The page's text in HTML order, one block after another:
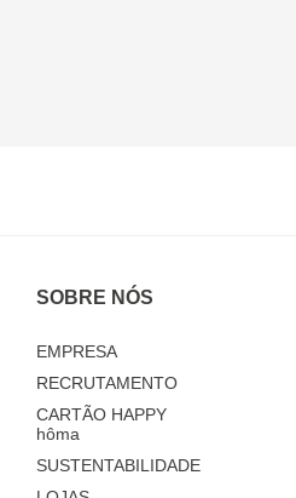
SOBRE NÓS
EMPRESA
RECRUTAMENTO
CARTÃO HAPPY
hôma
SUSTENTABILIDADE